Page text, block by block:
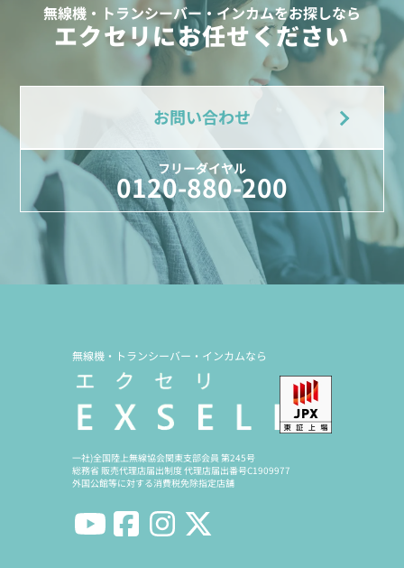
無線機・トランシーバー・インカムをお探しなら
エクセリにお任せください
お問い合わせ
フリーダイヤル
0120-880-200
無線機・トランシーバー・インカムなら
一社)全国陸上無線協会関東支部会員 第245号
総務省 販売代理店届出制度 代理店届出番号C1909977
外国公館等に対する消費税免除指定店舗